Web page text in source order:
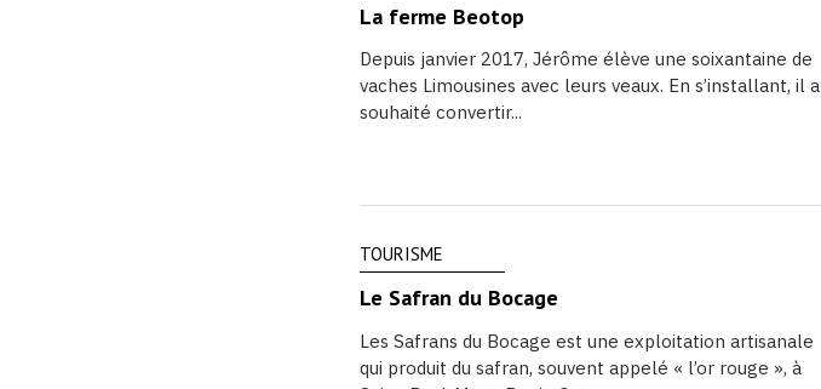
La ferme Beotop
Depuis janvier 2017, Jérôme élève une soixantaine de
vaches Limousines avec leurs veaux. En s’installant, il a
souhaité convertir...
TOURISME
Le Safran du Bocage
Les Safrans du Bocage est une exploitation artisanale
qui produit du safran, souvent appelé « l’or rouge », à